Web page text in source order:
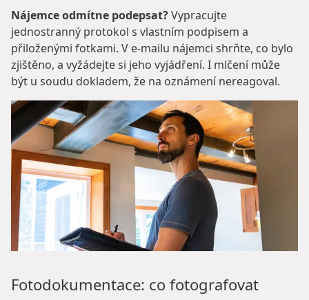
Nájemce odmítne podepsat?Vypracujte
jednostranný protokol s vlastním podpisem a
přiloženými fotkami. V e-mailu nájemci shrňte, co bylo
zjištěno, a vyžádejte si jeho vyjádření. I mlčení může
být u soudu dokladem, že na oznámení nereagoval.
Fotodokumentace: co fotografovat